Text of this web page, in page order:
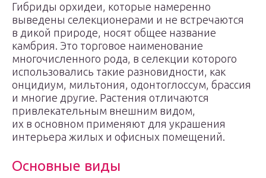
Гибриды орхидеи, которые намеренно
выведены селекционерами и не встречаются
в дикой природе, носят общее название
камбрия. Это торговое наименование
многочисленного рода, в селекции которого
использовались такие разновидности, как
онцидиум, мильтония, одонтоглоссум, брассия
и многие другие. Растения отличаются
привлекательным внешним видом,
их в основном применяют для украшения
интерьера жилых и офисных помещений.
Основные виды